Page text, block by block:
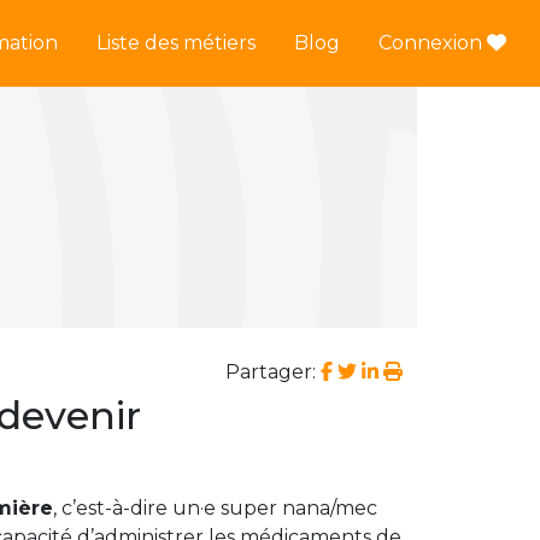
Liste des métiers Blog Connexion
Partager:
, c’est-à-dire un·e super nana/mec